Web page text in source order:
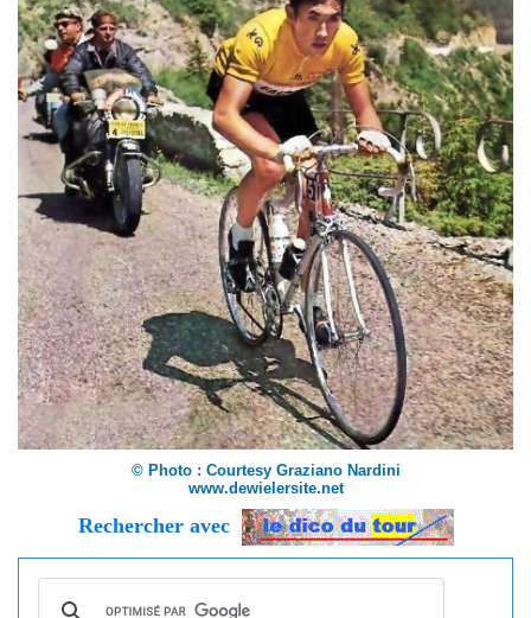
© Photo : Courtesy Graziano Nardini
www.dewielersite.net
Rechercher avec